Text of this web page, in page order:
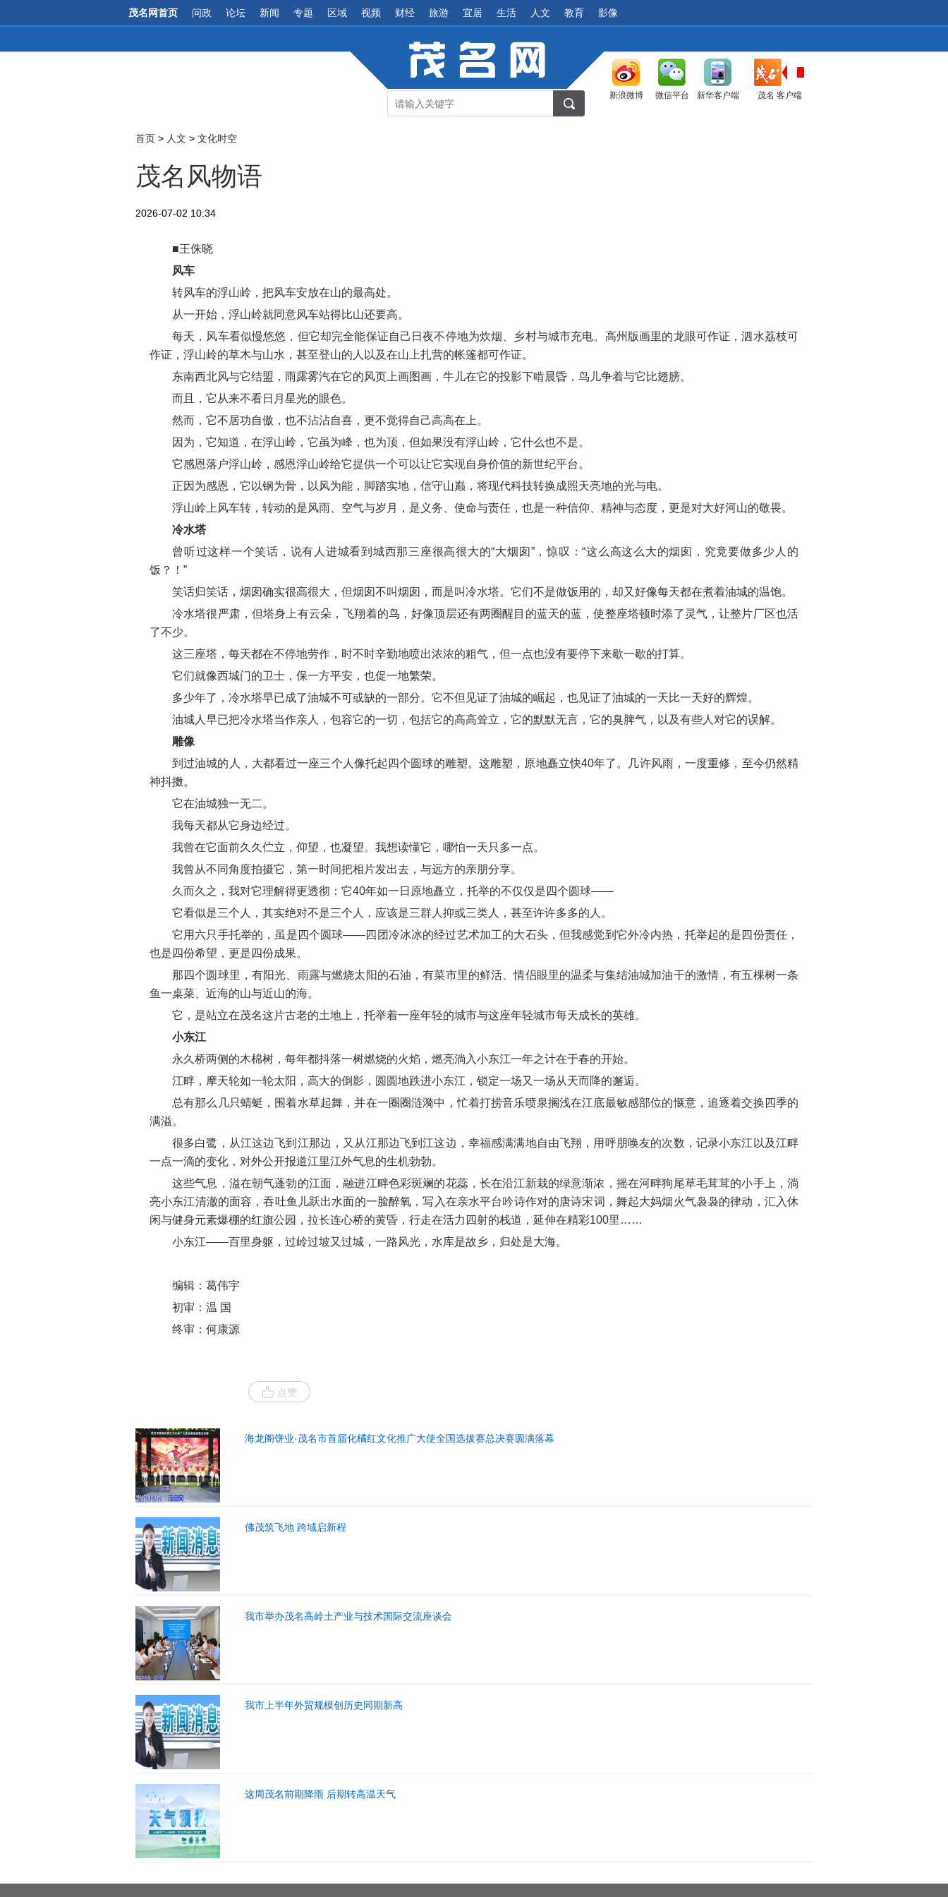
茂名网首页 问政 论坛 新闻 专题 区域 视频 财经 旅游 宜居 生活 人文 教育 影像
新浪微博 微信平台 新华客户端 茂名 客户端
首页 > 人文 > 文化时空
茂名风物语
2026-07-02 10:34
■王侏晓
风车
转风车的浮山岭，把风车安放在山的最高处。
从一开始，浮山岭就同意风车站得比山还要高。
每天，风车看似慢悠悠，但它却完全能保证自己日夜不停地为炊烟、乡村与城市充电。高州版画里的龙眼可作证，泗水荔枝可
作证，浮山岭的草木与山水，甚至登山的人以及在山上扎营的帐篷都可作证。
东南西北风与它结盟，雨露雾汽在它的风页上画图画，牛儿在它的投影下啃晨昏，鸟儿争着与它比翅膀。
而且，它从来不看日月星光的眼色。
然而，它不居功自傲，也不沾沾自喜，更不觉得自己高高在上。
因为，它知道，在浮山岭，它虽为峰，也为顶，但如果没有浮山岭，它什么也不是。
它感恩落户浮山岭，感恩浮山岭给它提供一个可以让它实现自身价值的新世纪平台。
正因为感恩，它以钢为骨，以风为能，脚踏实地，信守山巅，将现代科技转换成照天亮地的光与电。
浮山岭上风车转，转动的是风雨、空气与岁月，是义务、使命与责任，也是一种信仰、精神与态度，更是对大好河山的敬畏。
冷水塔
曾听过这样一个笑话，说有人进城看到城西那三座很高很大的“大烟囱”，惊叹：“这么高这么大的烟囱，究竟要做多少人的
饭？！”
笑话归笑话，烟囱确实很高很大，但烟囱不叫烟囱，而是叫冷水塔。它们不是做饭用的，却又好像每天都在煮着油城的温饱。
冷水塔很严肃，但塔身上有云朵，飞翔着的鸟，好像顶层还有两圈醒目的蓝天的蓝，使整座塔顿时添了灵气，让整片厂区也活
了不少。
这三座塔，每天都在不停地劳作，时不时辛勤地喷出浓浓的粗气，但一点也没有要停下来歇一歇的打算。
它们就像西城门的卫士，保一方平安，也促一地繁荣。
多少年了，冷水塔早已成了油城不可或缺的一部分。它不但见证了油城的崛起，也见证了油城的一天比一天好的辉煌。
油城人早已把冷水塔当作亲人，包容它的一切，包括它的高高耸立，它的默默无言，它的臭脾气，以及有些人对它的误解。
雕像
到过油城的人，大都看过一座三个人像托起四个圆球的雕塑。这雕塑，原地矗立快40年了。几许风雨，一度重修，至今仍然精
神抖擞。
它在油城独一无二。
我每天都从它身边经过。
我曾在它面前久久伫立，仰望，也凝望。我想读懂它，哪怕一天只多一点。
我曾从不同角度拍摄它，第一时间把相片发出去，与远方的亲朋分享。
久而久之，我对它理解得更透彻：它40年如一日原地矗立，托举的不仅仅是四个圆球——
它看似是三个人，其实绝对不是三个人，应该是三群人抑或三类人，甚至许许多多的人。
它用六只手托举的，虽是四个圆球——四团冷冰冰的经过艺术加工的大石头，但我感觉到它外冷内热，托举起的是四份责任，
也是四份希望，更是四份成果。
那四个圆球里，有阳光、雨露与燃烧太阳的石油，有菜市里的鲜活、情侣眼里的温柔与集结油城加油干的激情，有五棵树一条
鱼一桌菜、近海的山与近山的海。
它，是站立在茂名这片古老的土地上，托举着一座年轻的城市与这座年轻城市每天成长的英雄。
小东江
永久桥两侧的木棉树，每年都抖落一树燃烧的火焰，燃亮淌入小东江一年之计在于春的开始。
江畔，摩天轮如一轮太阳，高大的倒影，圆圆地跌进小东江，锁定一场又一场从天而降的邂逅。
总有那么几只蜻蜓，围着水草起舞，并在一圈圈涟漪中，忙着打捞音乐喷泉搁浅在江底最敏感部位的惬意，追逐着交换四季的
满溢。
很多白鹭，从江这边飞到江那边，又从江那边飞到江这边，幸福感满满地自由飞翔，用呼朋唤友的次数，记录小东江以及江畔
一点一滴的变化，对外公开报道江里江外气息的生机勃勃。
这些气息，溢在朝气蓬勃的江面，融进江畔色彩斑斓的花蕊，长在沿江新栽的绿意渐浓，摇在河畔狗尾草毛茸茸的小手上，淌
亮小东江清澈的面容，吞吐鱼儿跃出水面的一脸醉氧，写入在亲水平台吟诗作对的唐诗宋词，舞起大妈烟火气袅袅的律动，汇入休
闲与健身元素爆棚的红旗公园，拉长连心桥的黄昏，行走在活力四射的栈道，延伸在精彩100里……
小东江——百里身躯，过岭过坡又过城，一路风光，水库是故乡，归处是大海。
编辑：葛伟宇
初审：温 国
终审：何康源
点赞
海龙阁饼业·茂名市首届化橘红文化推广大使全国选拔赛总决赛圆满落幕
佛茂筑飞地 跨域启新程
我市举办茂名高岭土产业与技术国际交流座谈会
我市上半年外贸规模创历史同期新高
这周茂名前期降雨 后期转高温天气